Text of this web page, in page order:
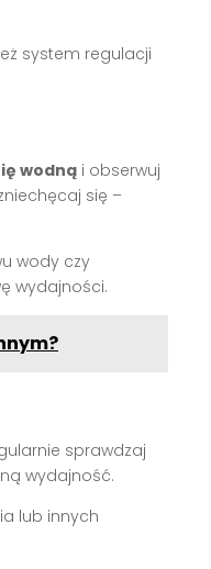
system regulacji
wodną i obserwuj
się –
wody czy
wydajności.
sprawdzaj
wydajność.
lub innych